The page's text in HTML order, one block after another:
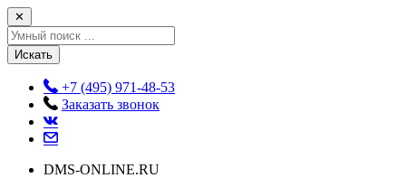
✕
Искать
+7 (495) 971-48-53
Заказать звонок
DMS-ONLINE.RU